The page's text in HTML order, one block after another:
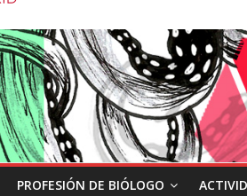
PROFESIÓN DE BIÓLOGO